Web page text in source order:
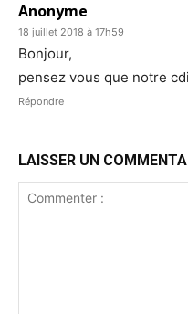
Anonyme
18 juillet 2018 à 17h59
Bonjour,
pensez vous que notre
Répondre
LAISSER UN